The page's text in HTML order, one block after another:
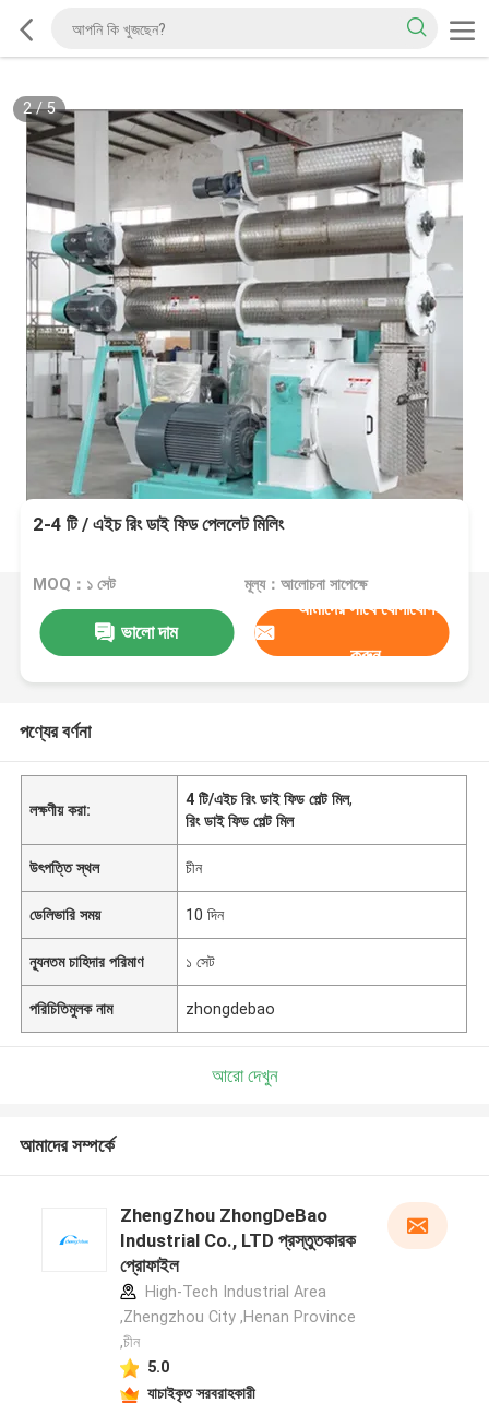
2/5
2-4 টি / এইচ রিং ডাই ফিড পেললেট মিলিং
MOQ：১ সেট মূল্য：আলোচনা সাপেক্ষে
ভালো দাম
আমাদের সাথে যোগাযোগ
করুন
পণ্যের বর্ণনা
লক্ষণীয় করা:
4 টি/এইচ রিং ডাই ফিড পেল্ট মিল,
রিং ডাই ফিড পেল্ট মিল
উৎপত্তি স্থল চীন
ডেলিভারি সময় 10 দিন
ন্যূনতম চাহিদার পরিমাণ ১ সেট
পরিচিতিমুলক নাম zhongdebao
আরো দেখুন
আমাদের সম্পর্কে
ZhengZhou ZhongDeBao
Industrial Co., LTD প্রস্তুতকারক
প্রোফাইল
High-Tech Industrial Area
,Zhengzhou City ,Henan Province
,চীন
5.0
যাচাইকৃত সরবরাহকারী